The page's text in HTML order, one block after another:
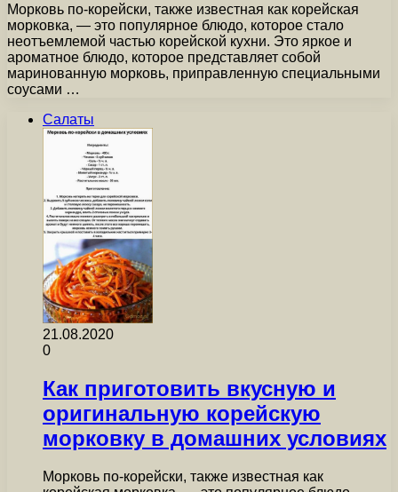
Морковь по-корейски, также известная как корейская
морковка, — это популярное блюдо, которое стало
неотъемлемой частью корейской кухни. Это яркое и
ароматное блюдо, которое представляет собой
маринованную морковь, приправленную специальными
соусами …
Салаты
21.08.2020
0
Как приготовить вкусную и
оригинальную корейскую
морковку в домашних условиях
Морковь по-корейски, также известная как